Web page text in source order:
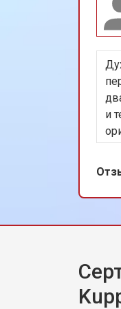
и